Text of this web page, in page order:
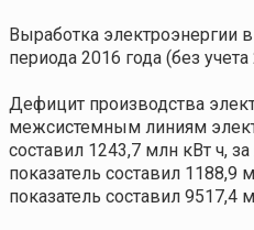
Выработка электроэнергии
периода 2016 года (без
Дефицит производства
межсистемным линиям
составил 1243,7 млн кВт ч,
показатель составил 1188,9
показатель составил 9517,4